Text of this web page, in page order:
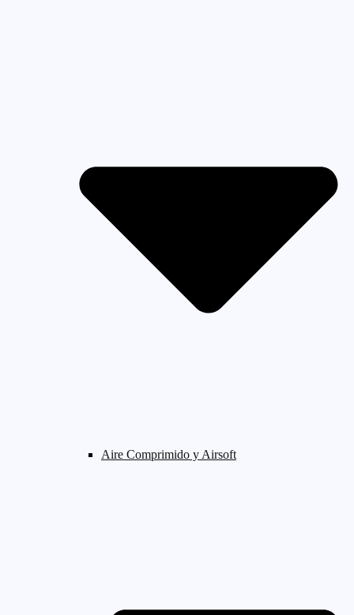
Aire Comprimido y Airsoft